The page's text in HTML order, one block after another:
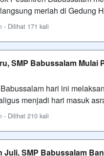
meriah di Gedung
- Dilihat 171 kali
SMP Babussalam Mulai
hari ini
menjadi hari masuk
- Dilihat 210 kali
SMP Babussalam